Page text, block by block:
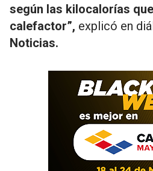
según las kilocalorías
calefactor”, explicó en
Noticias.